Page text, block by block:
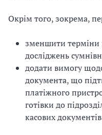
Окрім того, зокрема,
зменшити
досліджень
додати вимогу
документа, що
платіжного
готівки до
касових